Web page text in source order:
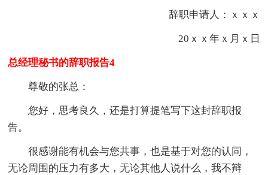
辞职申请人：ｘｘｘ
20ｘｘ年ｘ月ｘ日
总经理秘书的辞职报告4
尊敬的张总：
您好，思考良久，还是打算提笔写下这封辞职报
告。
很感谢能有机会与您共事，也是基于对您的认同，
无论周围的压力有多大，无论其他人说什么，我不辩